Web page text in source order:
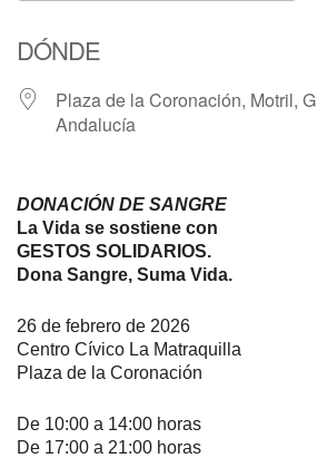
DÓNDE
Plaza de la Coronación, Motril,
Andalucía
DONACIÓN DE SANGRE
La Vida se sostiene con
GESTOS SOLIDARIOS.
Dona Sangre, Suma Vida.
26 de febrero de 2026
Centro Cívico La Matraquilla
Plaza de la Coronación
De 10:00 a 14:00 horas
De 17:00 a 21:00 horas